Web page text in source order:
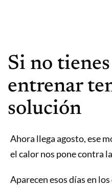
mola...
lo
sabes!
Si no
entrenar
solución
Ahora llega agosto, ese
el calor nos pone contra
Aparecen esos días en